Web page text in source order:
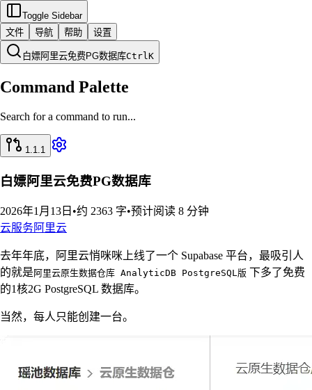
Toggle Sidebar
文件
导航 帮助 设置
白嫖阿里云免费PG数据库CtrlK
Command Palette
Search for a command to run...
1.1.1
白嫖阿里云免费PG数据库
2026年1月13日 •约 2363 字•预计阅读 8 分钟
云服务阿里云
去年年底，阿里云悄咪咪上线了一个 Supabase 平台，最吸引人
的就是 阿里云原生数据仓库 AnalyticDB PostgreSQL版 下多了免费
的1核2G PostgreSQL 数据库。
当然，每人只能创建一台。